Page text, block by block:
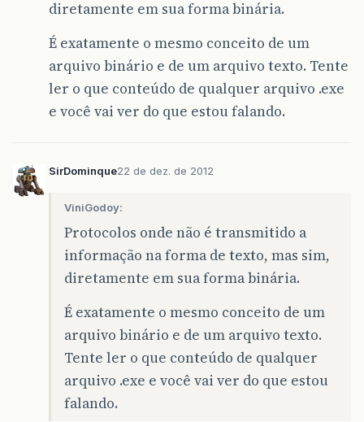
diretamente em sua forma binária.
É exatamente o mesmo conceito de um
arquivo binário e de um arquivo texto. Tente
ler o que conteúdo de qualquer arquivo .exe
e você vai ver do que estou falando.
SirDominque22 de dez. de 2012
ViniGodoy:
Protocolos onde não é transmitido a
informação na forma de texto, mas sim,
diretamente em sua forma binária.
É exatamente o mesmo conceito de um
arquivo binário e de um arquivo texto.
Tente ler o que conteúdo de qualquer
arquivo .exe e você vai ver do que estou
falando.